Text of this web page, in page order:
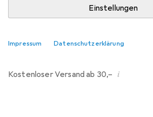
Einstellungen
Impressum Datenschutzerklärung
In den Warenkorb
Vergleichen
Kostenloser Versand ab 30,– i